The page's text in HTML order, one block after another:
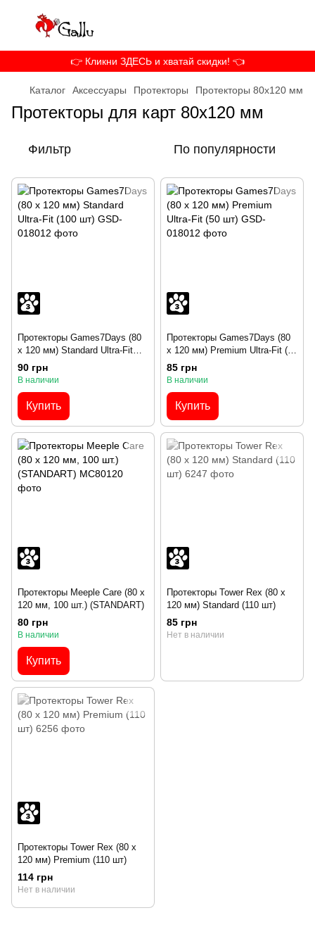
👉 Кликни ЗДЕСЬ и хватай скидки! 👈
Каталог Аксессуары Протекторы Протекторы 80x120 мм
Протекторы для карт 80x120 мм
Фильтр По популярности
Протекторы Games7Days (80
x 120 мм) Standard Ultra-Fit
(100 шт)
90 грн
В наличии
Купить
Протекторы Games7Days (80
x 120 мм) Premium Ultra-Fit (50
шт)
85 грн
В наличии
Купить
Протекторы Meeple Care (80 x
120 мм, 100 шт.) (STANDART)
80 грн
В наличии
Купить
Протекторы Tower Rex (80 x
120 мм) Standard (110 шт)
85 грн
Нет в наличии
Протекторы Tower Rex (80 x
120 мм) Premium (110 шт)
114 грн
Нет в наличии